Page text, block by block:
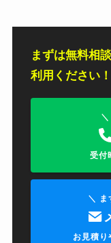
まずは無料相
利用ください！
受付
＼ ま
お見積り